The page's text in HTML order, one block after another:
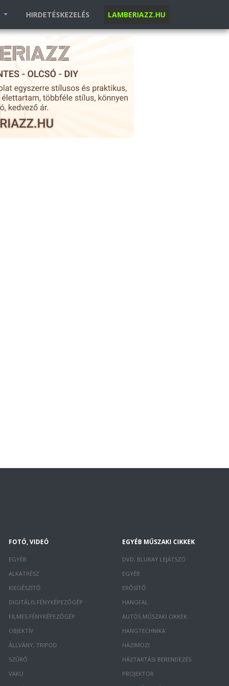
HIRDETÉSKEZELÉS LAMBERIAZZ.HU
FOTÓ, VIDEÓ
EGYÉB
ALKATRÉSZ
KIEGÉSZÍTŐ
DIGITÁLIS FÉNYKÉPEZŐGÉP
FILMES FÉNYKÉPEZŐGÉP
OBJEKTÍV
ÁLLVÁNY, TRIPOD
SZŰRŐ
VAKU
EGYÉB MŰSZAKI CIKKEK
DVD, BLURAY LEJÁTSZÓ
EGYÉB
ERŐSÍTŐ
HANGFAL
AUTÓS MŰSZAKI CIKKEK
HANGTECHNIKA
HÁZIMOZI
HÁZTARTÁSI BERENDEZÉS
PROJEKTOR